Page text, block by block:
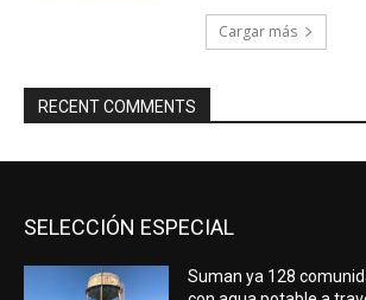
Cargar más
RECENT COMMENTS
SELECCIÓN ESPECIAL
Suman ya 128